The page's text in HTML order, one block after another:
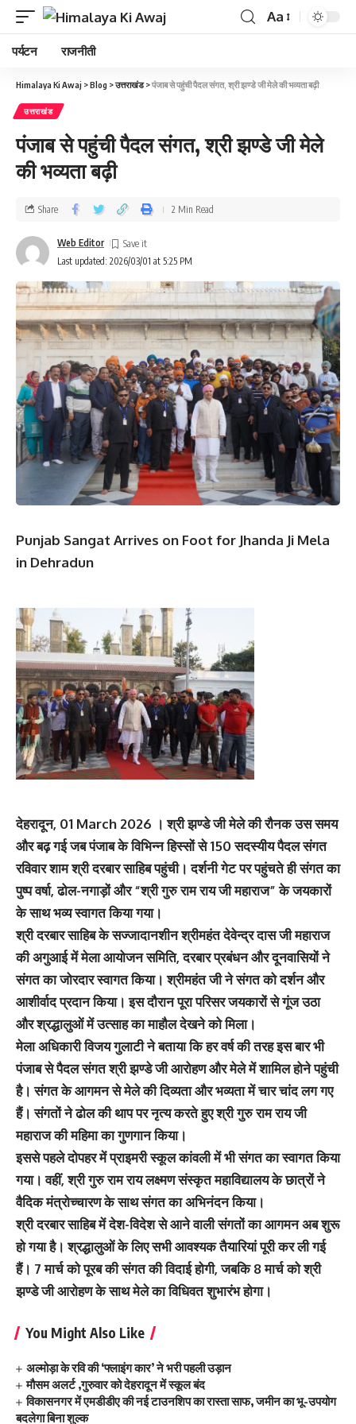
Aa
पर्यटन राजनीती
Himalaya Ki Awaj >Blog >उत्तराखंड>पंजाब से पहुंची पैदल संगत, श्री झण्डे जी मेले की भव्यता बढ़ी
उत्तराखंड
पंजाब से पहुंची पैदल संगत, श्री झण्डे जी मेले
की भव्यता बढ़ी
Last updated: 2026/03/01 at 5:25 PM
Web Editor
Share 2 Min Read
Punjab Sangat Arrives on Foot for Jhanda Ji Mela
in Dehradun
देहरादून, 01 March 2026 । श्री झण्डे जी मेले की रौनक उस समय
और बढ़ गई जब पंजाब के विभिन्न हिस्सों से 150 सदस्यीय पैदल संगत
रविवार शाम श्री दरबार साहिब पहुंची। दर्शनी गेट पर पहुंचते ही संगत का
पुष्प वर्षा, ढोल-नगाड़ों और “श्री गुरु राम राय जी महाराज” के जयकारों
के साथ भव्य स्वागत किया गया।
श्री दरबार साहिब के सज्जादानशीन श्रीमहंत देवेन्द्र दास जी महाराज
की अगुआई में मेला आयोजन समिति, दरबार प्रबंधन और दूनवासियों ने
संगत का जोरदार स्वागत किया। श्रीमहंत जी ने संगत को दर्शन और
आशीर्वाद प्रदान किया। इस दौरान पूरा परिसर जयकारों से गूंज उठा
और श्रद्धालुओं में उत्साह का माहौल देखने को मिला।
मेला अधिकारी विजय गुलाटी ने बताया कि हर वर्ष की तरह इस बार भी
पंजाब से पैदल संगत श्री झण्डे जी आरोहण और मेले में शामिल होने पहुंची
है। संगत के आगमन से मेले की दिव्यता और भव्यता में चार चांद लग गए
हैं। संगतों ने ढोल की थाप पर नृत्य करते हुए श्री गुरु राम राय जी
महाराज की महिमा का गुणगान किया।
इससे पहले दोपहर में प्राइमरी स्कूल कांवली में भी संगत का स्वागत किया
गया। वहीं, श्री गुरु राम राय लक्ष्मण संस्कृत महाविद्यालय के छात्रों ने
वैदिक मंत्रोच्चारण के साथ संगत का अभिनंदन किया।
श्री दरबार साहिब में देश-विदेश से आने वाली संगतों का आगमन अब शुरू
हो गया है। श्रद्धालुओं के लिए सभी आवश्यक तैयारियां पूरी कर ली गई
हैं। 7 मार्च को पूरब की संगत की विदाई होगी, जबकि 8 मार्च को श्री
झण्डे जी आरोहण के साथ मेले का विधिवत शुभारंभ होगा।
You Might Also Like
अल्मोड़ा के रवि की ‘फ्लाइंग कार’ ने भरी पहली उड़ान
मौसम अलर्ट ,गुरुवार को देहरादून में स्कूल बंद
विकासनगर में एमडीडीए की नई टाउनशिप का रास्ता साफ, जमीन का भू-उपयोग
बदलेगा बिना शुल्क